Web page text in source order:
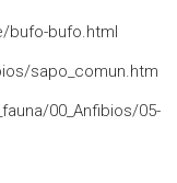
bufo-bufo.html
sapo_comun.htm
00_Anfibios/05-